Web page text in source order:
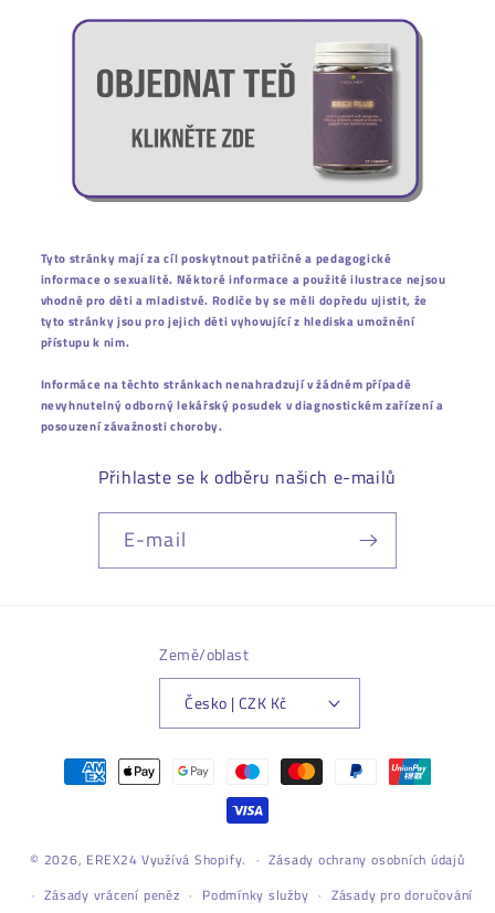
Tyto stránky mají za cíl poskytnout patřičné a pedagogické
informace o sexualitě. Něktoré informace a použité ilustrace nejsou
vhodné pro děti a mladistvé. Rodiče by se měli dopředu ujistit, že
tyto stránky jsou pro jejich děti vyhovující z hlediska umožnění
přístupu k nim.
Informáce na těchto stránkach nenahradzují v žádném případě
nevyhnutelný odborný lekářský posudek v diagnostickém zařízení a
posouzení závažnosti choroby.
Přihlaste se k odběru našich e-mailů
E-mail
Země/oblast
Česko | CZK Kč
Platební
metody
© 2026, EREX24 Využívá Shopify.
Zásady ochrany osobních údajů
Zásady vrácení peněz
Podmínky služby Zásady pro doručování